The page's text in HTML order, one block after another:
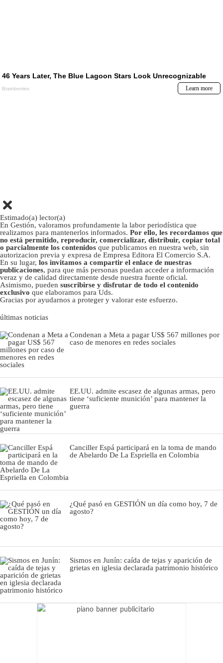
Estimado(a) lector(a)
En Gestión, valoramos profundamente la labor periodística que
realizamos para mantenerlos informados. Por ello, les recordamos que
no está permitido, reproducir, comercializar, distribuir, copiar total
o parcialmente los contenidos que publicamos en nuestra web, sin
autorizacion previa y expresa de Empresa Editora El Comercio S.A.
En su lugar, los invitamos a compartir el enlace de nuestras
publicaciones, para que más personas puedan acceder a información
veraz y de calidad directamente desde nuestra fuente oficial.
Asimismo, pueden suscribirse y disfrutar de todo el contenido
exclusivo que elaboramos para Uds.
Gracias por ayudarnos a proteger y valorar este esfuerzo.
últimas noticias
Condenan a Meta a pagar US$ 567 millones por
caso de menores en redes sociales
EE.UU. admite escasez de algunas armas, pero
tiene ‘suficiente munición’ para mantener la
guerra
Canciller Espá participará en la toma de mando
de Abelardo De La Espriella en Colombia
¿Qué pasó en GESTIÓN un día como hoy, 7 de
agosto?
Sismos en Junín: caída de tejas y aparición de
grietas en iglesia declarada patrimonio histórico